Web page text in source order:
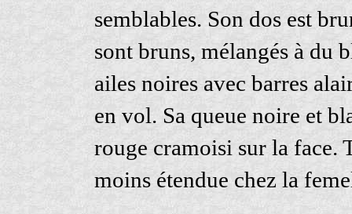
semblables. Son dos est
sont bruns, mélangés à du
ailes noires avec barres
en vol. Sa queue noire et
rouge cramoisi sur la face.
moins étendue chez la